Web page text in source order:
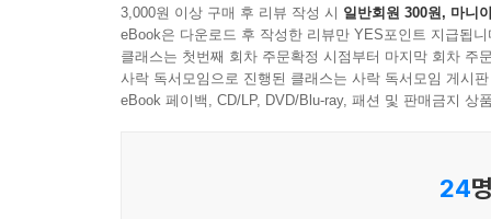
3,000원 이상 구매 후 리뷰 작성 시 일반회원 300원, 마니
eBook은 다운로드 후 작성한 리뷰만 YES포인트 지급됩니
클래스는 첫번째 회차 주문확정 시점부터 마지막 회차 주
사락 독서모임으로 진행된 클래스는 사락 독서모임 게시
eBook 페이백, CD/LP, DVD/Blu-ray, 패션 및 판매금지 상
24